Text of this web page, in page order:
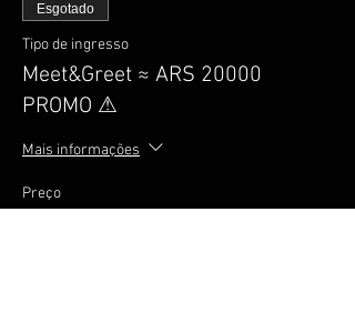
Esgotado
Tipo de ingresso
Meet&Greet ≈ ARS 20000
PROMO ⚠
Mais informações
Preço